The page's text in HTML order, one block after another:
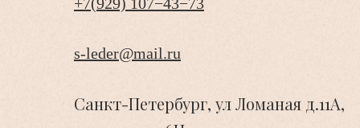
s-leder@mail.ru
Санкт-Петербург, ул Ломаная д.11А,